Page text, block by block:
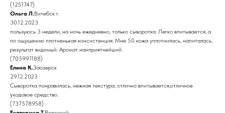
(1251747)
Ольга Л.Витебск г.
30.12.2023
пользуюсь 3 недели, на ночь ежедневно, только сыворотка. Легко впитывается, а
по ощущению плотненькая консистенция. Мне 50 кожа уплотнилась, напиталась,
результат видимый. Аромат наиприятнейший.
(705991188)
Елена К.Заозерск
29.12.2023
Сыворотка понравилась, нежная текстура, отлично впитывается,отличное
уходовое средство.
(737578958)